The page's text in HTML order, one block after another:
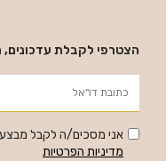
הצטרפי לקבלת עדכונים,
אני מסכים/ה לקבל
מדיניות הפרטיות